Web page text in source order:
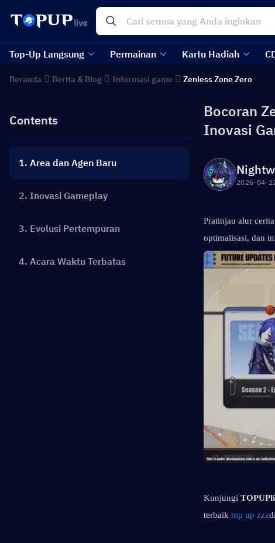
Top-Up Langsung Permainan Kartu Hadiah
Beranda Berita & Blog Informasi game Zenless Zone Zero
Contents
1. Area dan Agen Baru
2. Inovasi Gameplay
3. Evolusi Pertempuran
4. Acara Waktu Terbatas
Bocoran
Inovasi
2026-04-
Pratinjau alur
optimalisasi, dan
Kunjungi
terbaik top up zzz